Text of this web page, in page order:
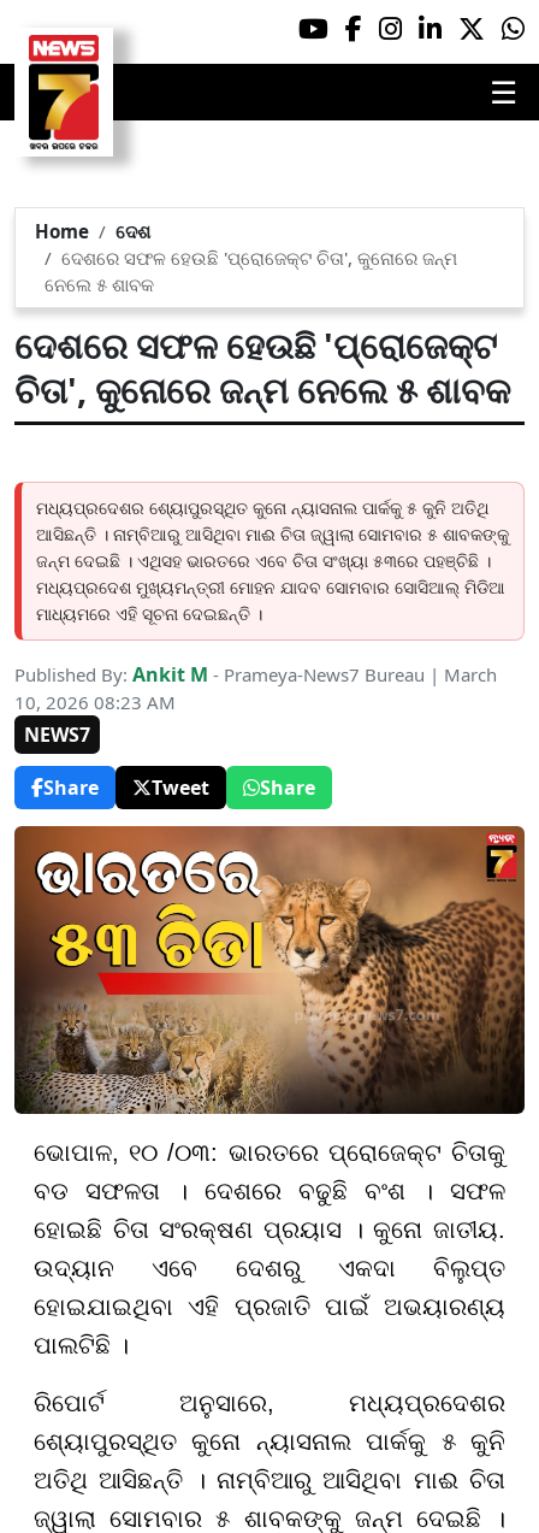
☰
Home
ଦେଶ
ଦେଶରେ ସଫଳ ହେଉଛି 'ପ୍ରୋଜେକ୍ଟ ଚିତା', କୁନୋରେ ଜନ୍ମ
ନେଲେ ୫ ଶାବକ
ଦେଶରେ ସଫଳ ହେଉଛି 'ପ୍ରୋଜେକ୍ଟ
ଚିତା', କୁନୋରେ ଜନ୍ମ ନେଲେ ୫ ଶାବକ
ମଧ୍ୟପ୍ରଦେଶର ଶ୍ୟୋପୁରସ୍ଥିତ କୁନୋ ନ୍ୟାସନାଲ ପାର୍କକୁ ୫ କୁନି ଅତିଥି
ଆସିଛନ୍ତି । ନାମ୍ବିଆରୁ ଆସିଥିବା ମାଈ ଚିତା ଜ୍ୱାଲା ସୋମବାର ୫ ଶାବକଙ୍କୁ
ଜନ୍ମ ଦେଇଛି । ଏଥିସହ ଭାରତରେ ଏବେ ଚିତା ସଂଖ୍ୟା ୫୩ରେ ପହଞ୍ଚିଛି ।
ମଧ୍ୟପ୍ରଦେଶ ମୁଖ୍ୟମନ୍ତ୍ରୀ ମୋହନ ଯାଦବ ସୋମବାର ସୋସିଆଲ୍ ମିଡିଆ
ମାଧ୍ୟମରେ ଏହି ସୂଚନା ଦେଇଛନ୍ତି ।
Published By: Ankit M - Prameya-News7 Bureau | March
10, 2026 08:23 AM
NEWS7
Share
Tweet Share
ଭୋପାଳ, ୧୦ /୦୩: ଭାରତରେ ପ୍ରୋଜେକ୍ଟ ଚିତାକୁ
ବଡ ସଫଳତା । ଦେଶରେ ବଢୁଛି ବଂଶ । ସଫଳ
ହୋଇଛି ଚିତା ସଂରକ୍ଷଣ ପ୍ରୟାସ । କୁନୋ ଜାତୀୟ.
ଉଦ୍ୟାନ ଏବେ ଦେଶରୁ ଏକଦା ବିଲୁପ୍ତ
ହୋଇଯାଇଥିବା ଏହି ପ୍ରଜାତି ପାଇଁ ଅଭୟାରଣ୍ୟ
ପାଲଟିଛି ।
ରିପୋର୍ଟ ଅନୁସାରେ, ମଧ୍ୟପ୍ରଦେଶର
ଶ୍ୟୋପୁରସ୍ଥିତ କୁନୋ ନ୍ୟାସନାଲ ପାର୍କକୁ ୫ କୁନି
ଅତିଥି ଆସିଛନ୍ତି । ନାମ୍ବିଆରୁ ଆସିଥିବା ମାଈ ଚିତା
ଜ୍ୱାଲା ସୋମବାର ୫ ଶାବକଙ୍କୁ ଜନ୍ମ ଦେଇଛି ।